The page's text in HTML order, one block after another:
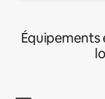
Équipements